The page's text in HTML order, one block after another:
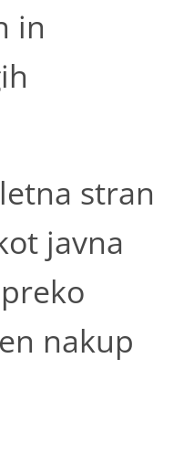
in
stran
javna
nakup